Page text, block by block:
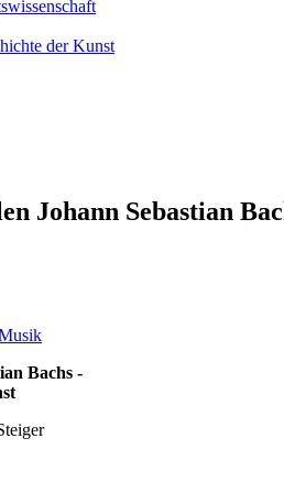
der Kunst
Johann Sebastian
Bachs -